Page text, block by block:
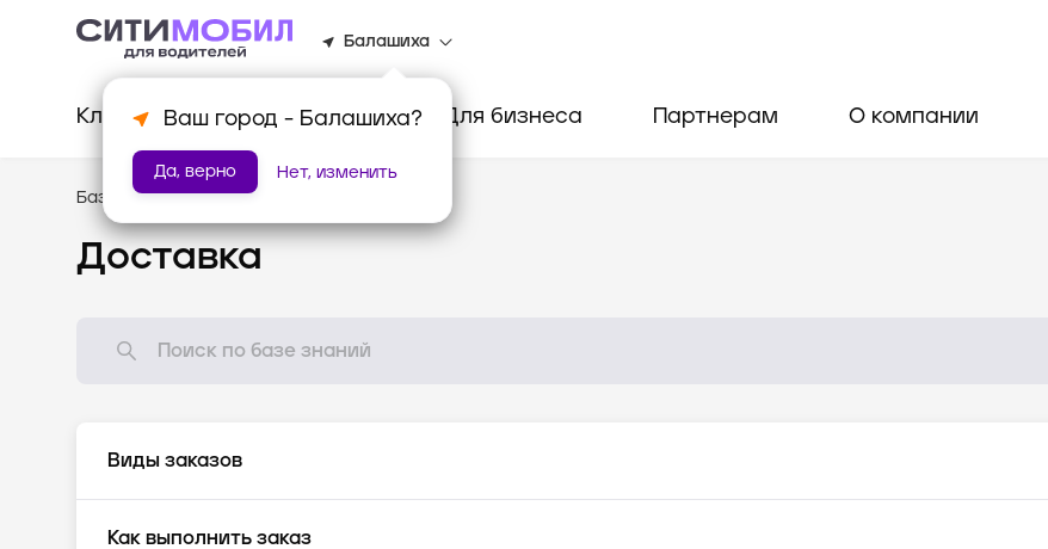
Балашиха
Ваш город - Балашиха?
Да, верно Нет, изменить
Клиентам Водителям Для бизнеса Партнерам О компании
База знаний /Доставка
Доставка
Виды заказов
Как выполнить заказ